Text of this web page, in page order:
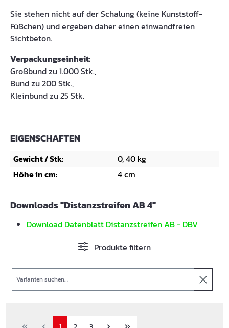
Sie stehen nicht auf der Schalung (keine Kunststoff-
Füßchen) und ergeben daher einen einwandfreien
Sichtbeton.
Verpackungseinheit:
Großbund zu 1.000 Stk.,
Bund zu 200 Stk.,
Kleinbund zu 25 Stk.
EIGENSCHAFTEN
Gewicht / Stk:
0, 40 kg
Höhe in cm:
4 cm
Downloads "Distanzstreifen AB 4"
Download Datenblatt Distanzstreifen AB - DBV
Produkte filtern